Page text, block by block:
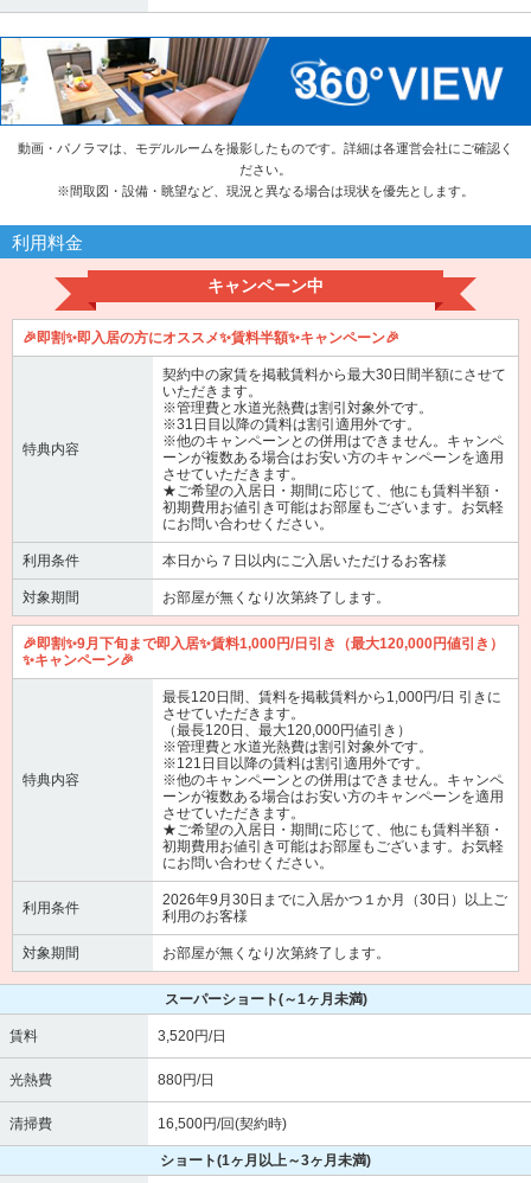
動画・パノラマは、モデルルームを撮影したものです。詳細は各運営会社にご確認く
ださい。
※間取図・設備・眺望など、現況と異なる場合は現状を優先とします。
利用料金
キャンペーン中
🎉即割✨即入居の方にオススメ✨賃料半額✨キャンペーン🎉
特典内容
契約中の家賃を掲載賃料から最大30日間半額にさせて
いただきます。
※管理費と水道光熱費は割引対象外です。
※31日目以降の賃料は割引適用外です。
※他のキャンペーンとの併用はできません。キャンペ
ーンが複数ある場合はお安い方のキャンペーンを適用
させていただきます。
★ご希望の入居日・期間に応じて、他にも賃料半額・
初期費用お値引き可能はお部屋もございます。お気軽
にお問い合わせください。
利用条件 本日から７日以内にご入居いただけるお客様
対象期間 お部屋が無くなり次第終了します。
🎉即割✨9月下旬まで即入居✨賃料1,000円/日引き（最大120,000円値引き）
✨キャンペーン🎉
特典内容
最長120日間、賃料を掲載賃料から1,000円/日 引きに
させていただきます。
（最長120日、最大120,000円値引き）
※管理費と水道光熱費は割引対象外です。
※121日目以降の賃料は割引適用外です。
※他のキャンペーンとの併用はできません。キャンペ
ーンが複数ある場合はお安い方のキャンペーンを適用
させていただきます。
★ご希望の入居日・期間に応じて、他にも賃料半額・
初期費用お値引き可能はお部屋もございます。お気軽
にお問い合わせください。
利用条件
2026年9月30日までに入居かつ１か月（30日）以上ご
利用のお客様
対象期間 お部屋が無くなり次第終了します。
スーパーショート(～1ヶ月未満)
賃料 3,520円/日
光熱費 880円/日
清掃費 16,500円/回(契約時)
ショート(1ヶ月以上～3ヶ月未満)